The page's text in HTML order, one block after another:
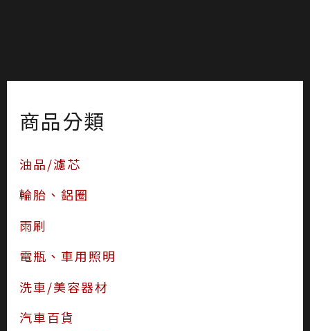
商品分類
油品/濾芯
輪胎、鋁圈
雨刷
電瓶、車用照明
洗車/美容器材
汽車百貨